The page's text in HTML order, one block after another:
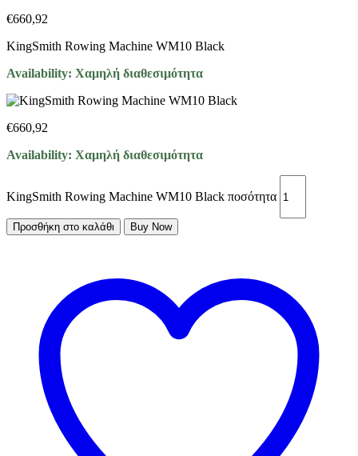
€660,92
KingSmith Rowing Machine WM10 Black
Availability: Χαμηλή διαθεσιμότητα
€660,92
Availability: Χαμηλή διαθεσιμότητα
KingSmith Rowing Machine WM10 Black ποσότητα
Προσθήκη στο καλάθι Buy Now